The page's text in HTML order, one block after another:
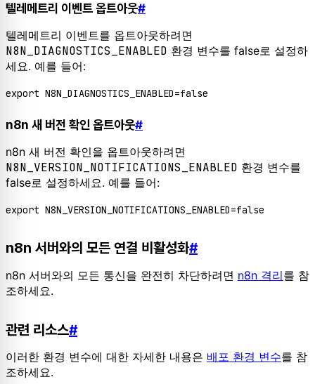
텔레메트리 이벤트 옵트아웃#
텔레메트리 이벤트를 옵트아웃하려면
N8N_DIAGNOSTICS_ENABLED 환경 변수를 false로 설정하
세요. 예를 들어:
export N8N_DIAGNOSTICS_ENABLED=false
n8n 새 버전 확인 옵트아웃#
n8n 새 버전 확인을 옵트아웃하려면
N8N_VERSION_NOTIFICATIONS_ENABLED 환경 변수를
false로 설정하세요. 예를 들어:
export N8N_VERSION_NOTIFICATIONS_ENABLED=false
n8n 서버와의 모든 연결 비활성화#
n8n 서버와의 모든 통신을 완전히 차단하려면 n8n 격리를 참
조하세요.
관련 리소스#
이러한 환경 변수에 대한 자세한 내용은 배포 환경 변수를 참
조하세요.